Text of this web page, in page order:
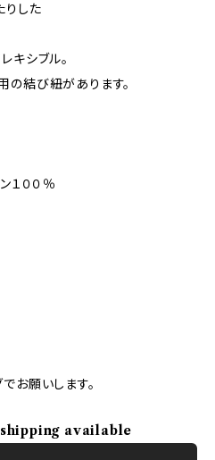
りした
キシブル。
結び紐があります。
１００％
お願いします。
available